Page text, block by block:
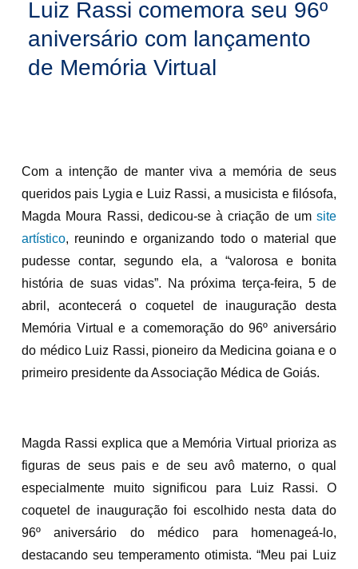
Luiz Rassi comemora seu 96º
aniversário com lançamento
de Memória Virtual
Com a intenção de manter viva a memória de seus
queridos pais Lygia e Luiz Rassi, a musicista e filósofa,
Magda Moura Rassi, dedicou-se à criação de um site
artístico, reunindo e organizando todo o material que
pudesse contar, segundo ela, a “valorosa e bonita
história de suas vidas”. Na próxima terça-feira, 5 de
abril, acontecerá o coquetel de inauguração desta
Memória Virtual e a comemoração do 96º aniversário
do médico Luiz Rassi, pioneiro da Medicina goiana e o
primeiro presidente da Associação Médica de Goiás.
Magda Rassi explica que a Memória Virtual prioriza as
figuras de seus pais e de seu avô materno, o qual
especialmente muito significou para Luiz Rassi. O
coquetel de inauguração foi escolhido nesta data do
96º aniversário do médico para homenageá-lo,
destacando seu temperamento otimista. “Meu pai Luiz